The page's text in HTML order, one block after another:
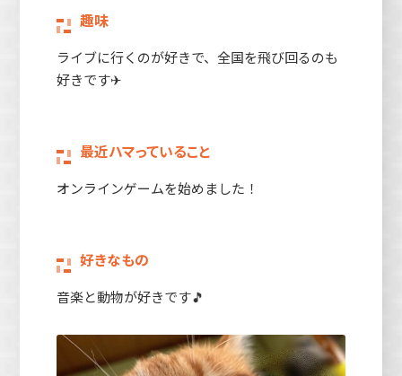
趣味
ライブに行くのが好きで、全国を飛び回るのも
好きです✈
最近ハマっていること
オンラインゲームを始めました！
好きなもの
音楽と動物が好きです🎵